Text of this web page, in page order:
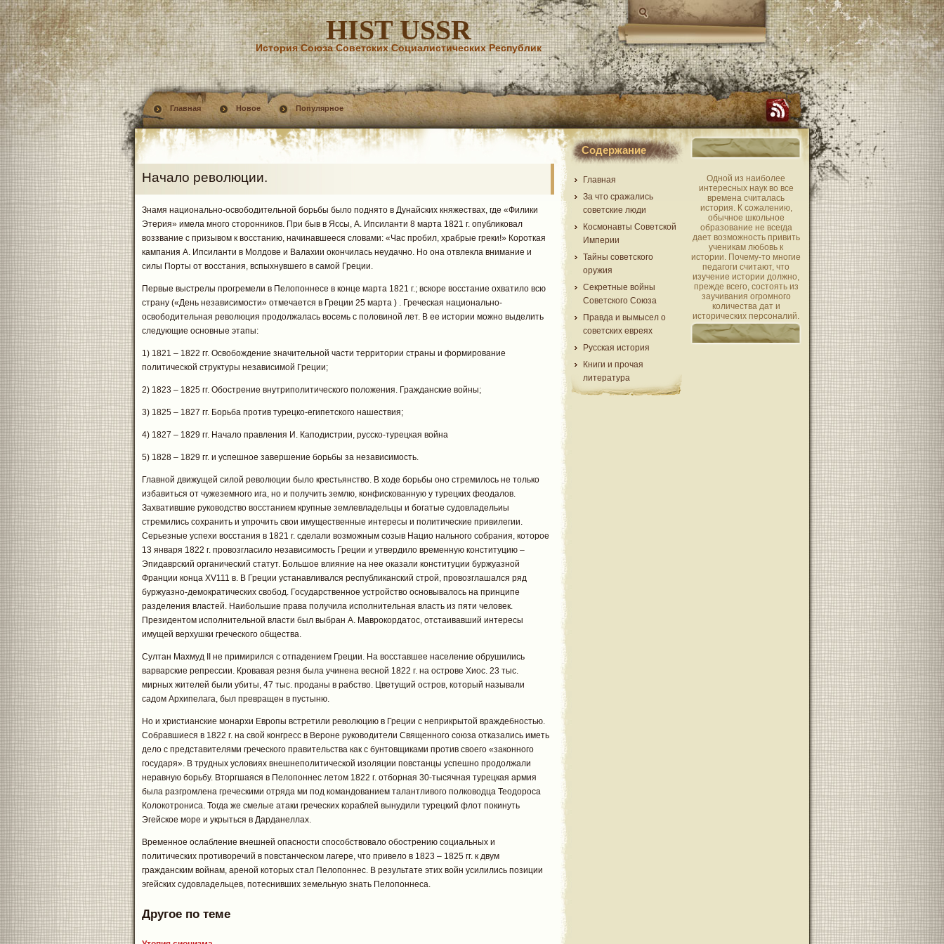
HIST USSR
История Союза Советских Социалистических Республик
Главная Новое Популярное
Начало революции.
Знамя национально-освободительной борьбы было поднято в Дунайских княжествах, где «Филики
Этерия» имела много сторонников. При быв в Яссы, А. Ипсиланти 8 марта 1821 г. опубликовал
воззвание с призывом к восстанию, начинавшееся словами: «Час пробил, храбрые греки!» Короткая
кампания А. Ипсиланти в Молдове и Валахии окончилась неудачно. Но она отвлекла внимание и
силы Порты от восстания, вспыхнувшего в самой Греции.
Первые выстрелы прогремели в Пелопоннесе в конце марта 1821 г.; вскоре восстание охватило всю
страну («День независимости» отмечается в Греции 25 марта ) . Греческая национально-
освободительная революция продолжалась восемь с половиной лет. В ее истории можно выделить
следующие основные этапы:
1) 1821 – 1822 гг. Освобождение значительной части территории страны и формирование
политической структуры независимой Греции;
2) 1823 – 1825 гг. Обострение внутриполитического положения. Гражданские войны;
3) 1825 – 1827 гг. Борьба против турецко-египетского нашествия;
4) 1827 – 1829 гг. Начало правления И. Каподистрии, русско-турецкая война
5) 1828 – 1829 гг. и успешное завершение борьбы за независимость.
Главной движущей силой революции было крестьянство. В ходе борьбы оно стремилось не только
избавиться от чужеземного ига, но и получить землю, конфискованную у турецких феодалов.
Захватившие руководство восстанием крупные землевладельцы и богатые судовладельиы
стремились сохранить и упрочить свои имущественные интересы и политические привилегии.
Серьезные успехи восстания в 1821 г. сделали возможным созыв Нацио нального собрания, которое
13 января 1822 г. провозгласило независимость Греции и утвердило временную конституцию –
Эпидаврский органический статут. Большое влияние на нее оказали конституции буржуазной
Франции конца ХV111 в. В Греции устанавливался республиканский строй, провозглашался ряд
буржуазно-демократических свобод. Государственное устройство основывалось на принципе
разделения властей. Наибольшие права получила исполнительная власть из пяти человек.
Президентом исполнительной власти был выбран А. Маврокордатос, отстаивавший интересы
имущей верхушки греческого общества.
Султан Махмуд II не примирился с отпадением Греции. На восставшее население обрушились
варварские репрессии. Кровавая резня была учинена весной 1822 г. на острове Хиос. 23 тыс.
мирных жителей были убиты, 47 тыс. проданы в рабство. Цветущий остров, который называли
садом Архипелага, был превращен в пустыню.
Но и христианские монархи Европы встретили революцию в Греции с неприкрытой враждебностью.
Собравшиеся в 1822 г. на свой конгресс в Вероне руководители Священного союза отказались иметь
дело с представителями греческого правительства как с бунтовщиками против своего «законного
государя». В трудных условиях внешнеполитической изоляции повстанцы успешно продолжали
неравную борьбу. Вторгшаяся в Пелопоннес летом 1822 г. отборная 30-тысячная турецкая армия
была разгромлена греческими отряда ми под командованием талантливого полководца Теодороса
Колокотрониса. Тогда же смелые атаки греческих кораблей вынудили турецкий флот покинуть
Эгейское море и укрыться в Дарданеллах.
Временное ослабление внешней опасности способствовало обострению социальных и
политических противоречий в повстанческом лагере, что привело в 1823 – 1825 гг. к двум
гражданским войнам, ареной которых стал Пелопоннес. В результате этих войн усилились позиции
эгейских судовладельцев, потеснивших земельную знать Пелопоннеса.
Другое по теме
Содержание
Главная
За что сражались
советские люди
Космонавты Советской
Империи
Тайны советского
оружия
Секретные войны
Советского Союза
Правда и вымысел о
советских евреях
Русская история
Книги и прочая
литература
Одной из наиболее
интересных наук во все
времена считалась
история. К сожалению,
обычное школьное
образование не всегда
дает возможность привить
ученикам любовь к
истории. Почему-то многие
педагоги считают, что
изучение истории должно,
прежде всего, состоять из
заучивания огромного
количества дат и
исторических персоналий.